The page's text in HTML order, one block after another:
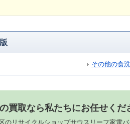
その他の食
買取なら私たちにお任せくだ
のリサイクルショップサウスリーフ家電